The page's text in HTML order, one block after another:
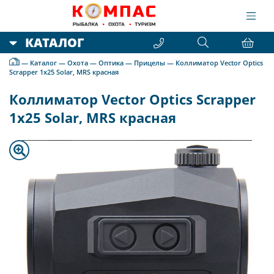
КАТАЛОГ
— Каталог — Охота — Оптика — Прицелы — Коллиматор Vector Optics
Scrapper 1x25 Solar, MRS красная
Коллиматор Vector Optics Scrapper
1x25 Solar, MRS красная